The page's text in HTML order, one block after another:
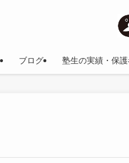
ブログ 塾生の実績・保